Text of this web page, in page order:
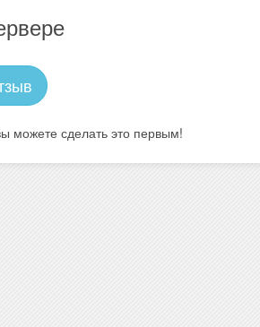
можете сделать это первым!